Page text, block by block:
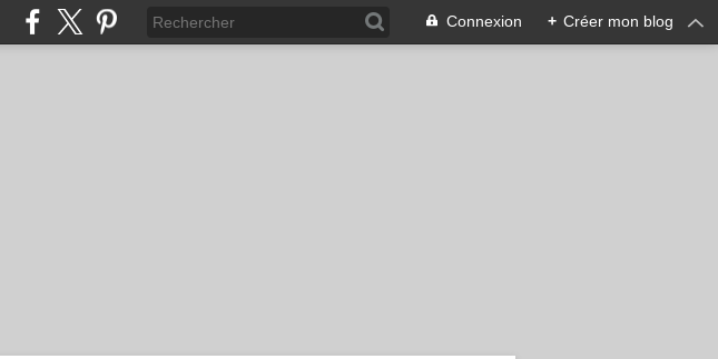
Connexion + Créer mon blog